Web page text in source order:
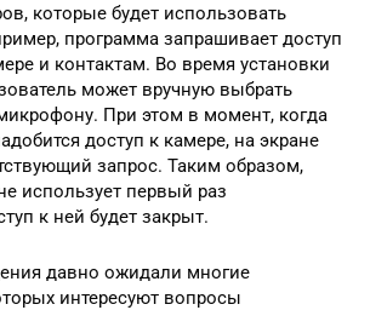
которые будет использовать
программа запрашивает доступ
и контактам. Во время установки
может вручную выбрать
При этом в момент, когда
доступ к камере, на экране
запрос. Таким образом,
использует первый раз
к ней будет закрыт.
давно ожидали многие
интересуют вопросы